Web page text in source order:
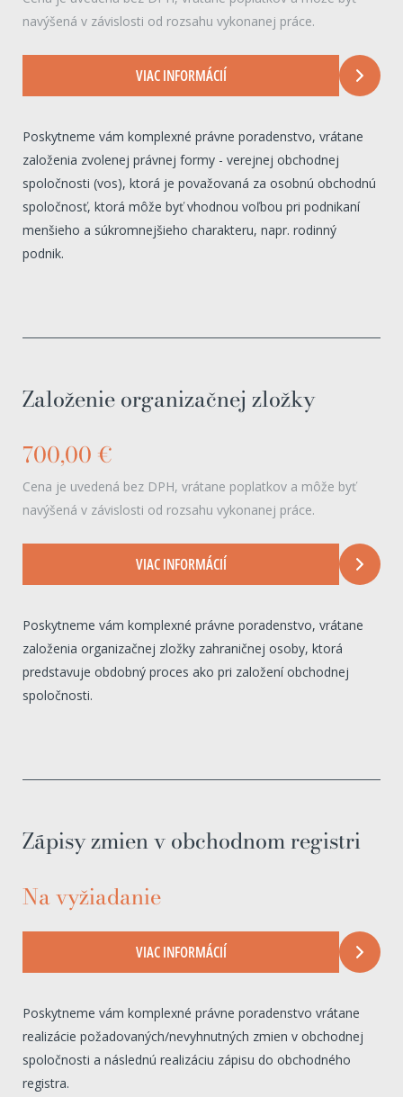
navýšená v závislosti od rozsahu vykonanej práce.
VIAC INFORMÁCIÍ
Poskytneme vám komplexné právne poradenstvo, vrátane
založenia zvolenej právnej formy - verejnej obchodnej
spoločnosti (vos), ktorá je považovaná za osobnú obchodnú
spoločnosť, ktorá môže byť vhodnou voľbou pri podnikaní
menšieho a súkromnejšieho charakteru, napr. rodinný
podnik.
Založenie organizačnej zložky
700,00 €
Cena je uvedená bez DPH, vrátane poplatkov a môže byť
navýšená v závislosti od rozsahu vykonanej práce.
VIAC INFORMÁCIÍ
Poskytneme vám komplexné právne poradenstvo, vrátane
založenia organizačnej zložky zahraničnej osoby, ktorá
predstavuje obdobný proces ako pri založení obchodnej
spoločnosti.
Zápisy zmien v obchodnom registri
Na vyžiadanie
VIAC INFORMÁCIÍ
Poskytneme vám komplexné právne poradenstvo vrátane
realizácie požadovaných/nevyhnutných zmien v obchodnej
spoločnosti a následnú realizáciu zápisu do obchodného
registra.